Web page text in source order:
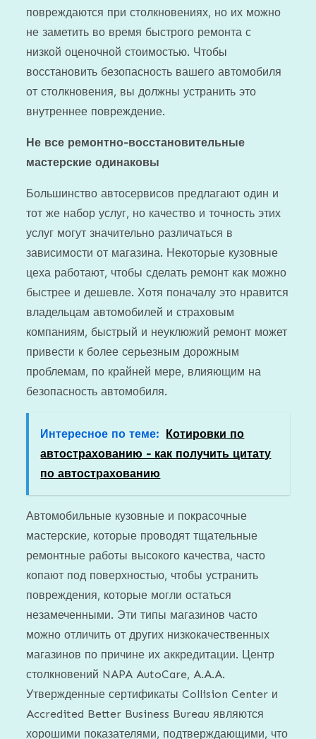
повреждаются при столкновениях, но их можно
не заметить во время быстрого ремонта с
низкой оценочной стоимостью. Чтобы
восстановить безопасность вашего автомобиля
от столкновения, вы должны устранить это
внутреннее повреждение.
Не все ремонтно-восстановительные
мастерские одинаковы
Большинство автосервисов предлагают один и
тот же набор услуг, но качество и точность этих
услуг могут значительно различаться в
зависимости от магазина. Некоторые кузовные
цеха работают, чтобы сделать ремонт как можно
быстрее и дешевле. Хотя поначалу это нравится
владельцам автомобилей и страховым
компаниям, быстрый и неуклюжий ремонт может
привести к более серьезным дорожным
проблемам, по крайней мере, влияющим на
безопасность автомобиля.
Интересное по теме: Котировки по
автострахованию - как получить цитату
по автострахованию
Автомобильные кузовные и покрасочные
мастерские, которые проводят тщательные
ремонтные работы высокого качества, часто
копают под поверхностью, чтобы устранить
повреждения, которые могли остаться
незамеченными. Эти типы магазинов часто
можно отличить от других низкокачественных
магазинов по причине их аккредитации. Центр
столкновений NAPA AutoCare, A.A.A.
Утвержденные сертификаты Collision Center и
Accredited Better Business Bureau являются
хорошими показателями, подтверждающими, что